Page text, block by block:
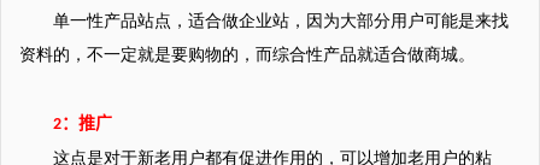
单一性产品站点，适合做企业站，因为大部分用户可能是来找
资料的，不一定就是要购物的， 而综合性产品就适合做商城。
2：推广
这点是对于新老用户都有促进作用的，可以增加老用户的粘